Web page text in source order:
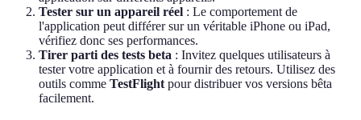
Tester sur un appareil réel : Le comportement de
l'application peut différer sur un véritable iPhone ou iPad,
vérifiez donc ses performances.
Tirer parti des tests beta : Invitez quelques utilisateurs à
tester votre application et à fournir des retours. Utilisez des
outils comme TestFlight pour distribuer vos versions bêta
facilement.